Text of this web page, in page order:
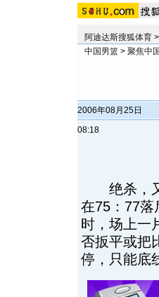
阿迪达斯搜狐体育 >
中国男篮 > 聚焦中国
2006年08月25日
08:18
绝杀，又
在75：77落
时，场上一
否扳平或把
停，只能底